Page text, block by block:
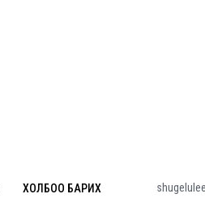
ХОЛБОО БАРИХ